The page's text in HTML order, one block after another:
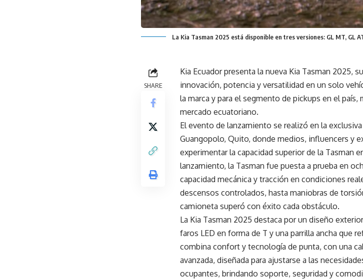
La Kia Tasman 2025 está disponible en tres versiones: GL MT, GL
SHARE
Kia Ecuador presenta la nueva Kia Tasman 2025,
innovación, potencia y versatilidad en un solo
la marca y para el segmento de pickups en el
mercado ecuatoriano.
El evento de lanzamiento se realizó en la
Guangopolo, Quito, donde medios, influencers y
experimentar la capacidad superior de la Tasman
lanzamiento, la Tasman fue puesta a prueba en
capacidad mecánica y tracción en condiciones
descensos controlados, hasta maniobras de
camioneta superó con éxito cada obstáculo.
La Kia Tasman 2025 destaca por un diseño
faros LED en forma de T y una parrilla ancha que
combina confort y tecnología de punta, con una
avanzada, diseñada para ajustarse a las
ocupantes, brindando soporte, seguridad y